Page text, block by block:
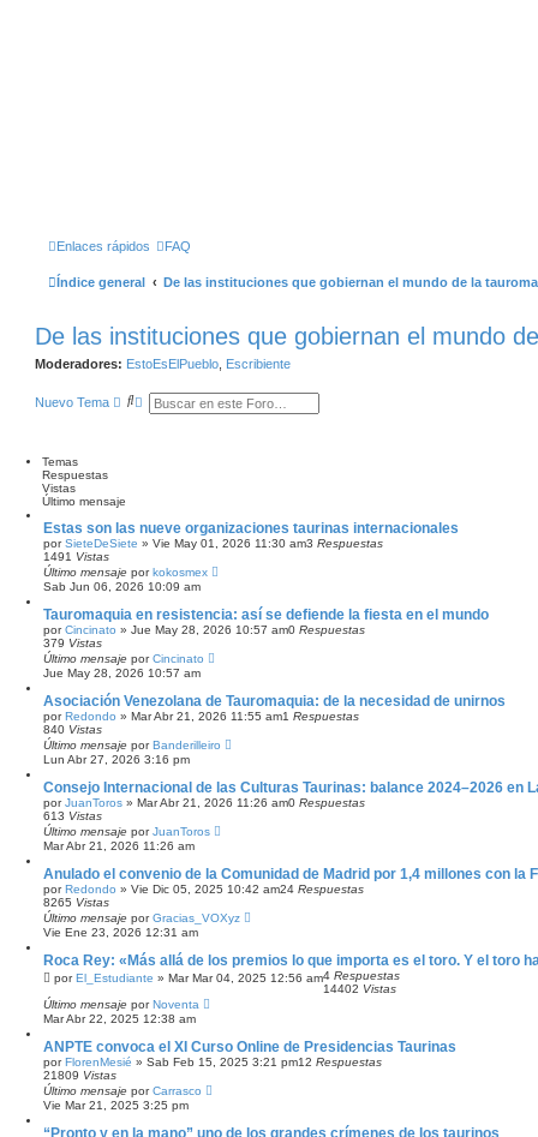
Enlaces rápidos FAQ
Índice general De las instituciones que gobiernan el mundo de la
De las instituciones que gobiernan el mundo
Moderadores: EstoEsElPueblo Escribiente
Nuevo Tema
B B
V
A
Z
A
A
Temas
Respuestas
Vistas
Último mensaje
Estas son las nueve organizaciones taurinas internacionales
porSieteDeSiete » Vie May 01, 2026 11:30 am3 Respuestas
1491 Vistas
Último mensaje porkokosmex
Sab Jun 06, 2026 10:09 am
Tauromaquia en resistencia: así se defiende la fiesta en el mundo
porCincinato » Jue May 28, 2026 10:57 am0 Respuestas
379 Vistas
Último mensaje porCincinato
Jue May 28, 2026 10:57 am
Asociación Venezolana de Tauromaquia: de la necesidad de unirnos
porRedondo » Mar Abr 21, 2026 11:55 am1 Respuestas
840 Vistas
Último mensaje porBanderilleiro
Lun Abr 27, 2026 3:16 pm
Consejo Internacional de las Culturas Taurinas: balance 2024–2026 en
porJuanToros » Mar Abr 21, 2026 11:26 am0 Respuestas
613 Vistas
Último mensaje porJuanToros
Mar Abr 21, 2026 11:26 am
Anulado el convenio de la Comunidad de Madrid por 1,4 millones con la
porRedondo » Vie Dic 05, 2025 10:42 am24 Respuestas
8265 Vistas
Último mensaje porGracias_VOXyz
Vie Ene 23, 2026 12:31 am
Roca Rey: «Más allá de los premios lo que importa es el toro. Y el toro
porEl_Estudiante » Mar Mar 04, 2025 12:56 am4 Respuestas
14402 Vistas
Último mensaje porNoventa
Mar Abr 22, 2025 12:38 am
ANPTE convoca el XI Curso Online de Presidencias Taurinas
porFlorenMesié » Sab Feb 15, 2025 3:21 pm12 Respuestas
21809 Vistas
Último mensaje porCarrasco
Vie Mar 21, 2025 3:25 pm
“Pronto y en la mano” uno de los grandes crímenes de los taurinos